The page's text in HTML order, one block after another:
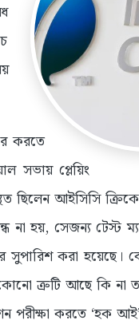
করতে
সভায় প্লেয়িং
ছিলেন আইসিসি
না হয়, সেজন্য টেস্ট
করা হয়েছে।
ত্রুটি আছে কি না
পরীক্ষা করতে ‘হক